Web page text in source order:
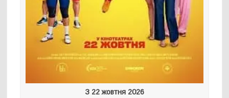
З 22 жовтня 2026